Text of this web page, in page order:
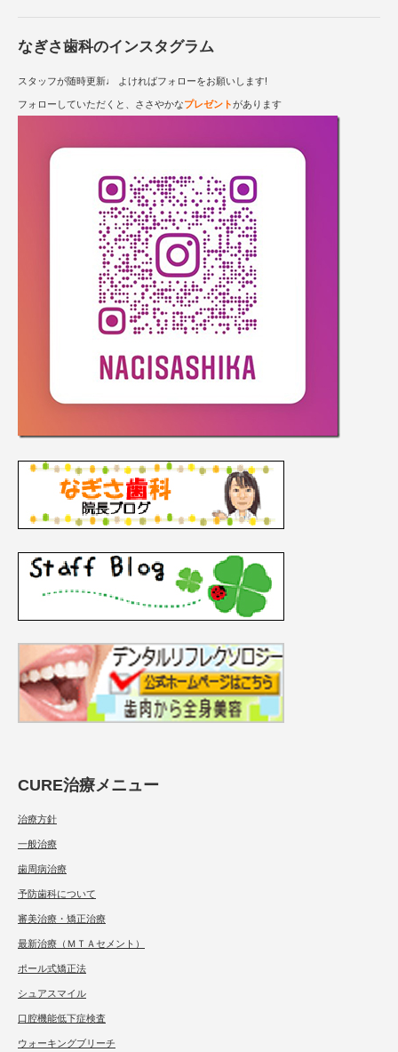
なぎさ歯科のインスタグラム
スタッフが随時更新♩ よければフォローをお願いします!
フォローしていただくと、ささやかなプレゼントがあります
CURE治療メニュー
治療方針
一般治療
歯周病治療
予防歯科について
審美治療・矯正治療
最新治療（ＭＴＡセメント）
ポール式矯正法
シュアスマイル
口腔機能低下症検査
ウォーキングブリーチ